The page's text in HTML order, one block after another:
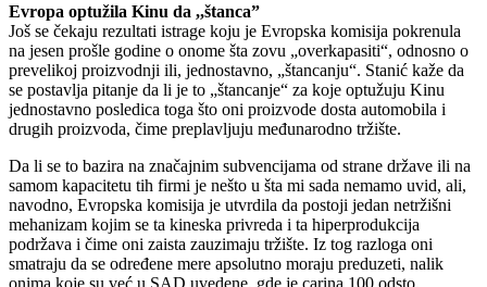
Evropa optužila Kinu da ,,štanca”
Još se čekaju rezultati istrage koju je Evropska komisija pokrenula
na jesen prošle godine o onome šta zovu „overkapasiti“, odnosno o
prevelikoj proizvodnji ili, jednostavno, „štancanju“. Stanić kaže da
se postavlja pitanje da li je to „štancanje“ za koje optužuju Kinu
jednostavno posledica toga što oni proizvode dosta automobila i
drugih proizvoda, čime preplavljuju međunarodno tržište.
Da li se to bazira na značajnim subvencijama od strane države ili na
samom kapacitetu tih firmi je nešto u šta mi sada nemamo uvid, ali,
navodno, Evropska komisija je utvrdila da postoji jedan netržišni
mehanizam kojim se ta kineska privreda i ta hiperprodukcija
podržava i čime oni zaista zauzimaju tržište. Iz tog razloga oni
smatraju da se određene mere apsolutno moraju preduzeti, nalik
onima koje su već u SAD uvedene, gde je carina 100 odsto.